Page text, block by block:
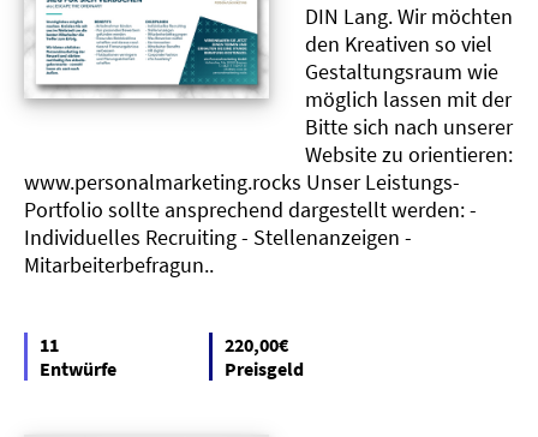
DIN Lang. Wir möchten
den Kreativen so viel
Gestaltungsraum wie
möglich lassen mit der
Bitte sich nach unserer
Website zu orientieren:
www.personalmarketing.rocks Unser Leistungs-
Portfolio sollte ansprechend dargestellt werden: -
Individuelles Recruiting - Stellenanzeigen -
Mitarbeiterbefragun..
11
Entwürfe
220,00€
Preisgeld